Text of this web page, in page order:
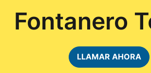
Fontanero
LLAMAR AHORA